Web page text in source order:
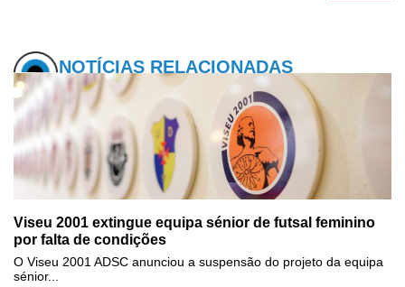
NOTÍCIAS RELACIONADAS
Viseu 2001 extingue equipa sénior de futsal feminino
por falta de condições
O Viseu 2001 ADSC anunciou a suspensão do projeto da equipa
sénior...